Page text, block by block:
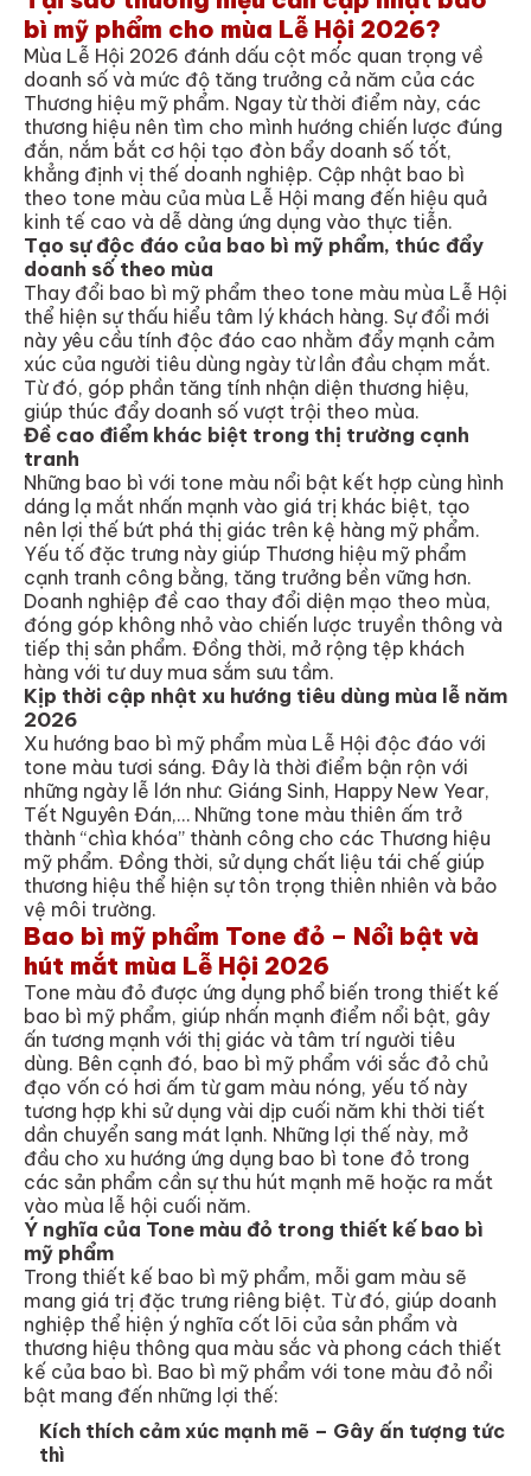
bì mỹ phẩm cho mùa Lễ Hội 2026?
Mùa Lễ Hội 2026 đánh dấu cột mốc quan trọng về
doanh số và mức độ tăng trưởng cả năm của các
Thương hiệu mỹ phẩm. Ngay từ thời điểm này, các
thương hiệu nên tìm cho mình hướng chiến lược đúng
đắn, nắm bắt cơ hội tạo đòn bẩy doanh số tốt,
khẳng định vị thế doanh nghiệp. Cập nhật bao bì
theo tone màu của mùa Lễ Hội mang đến hiệu quả
kinh tế cao và dễ dàng ứng dụng vào thực tiễn.
Tạo sự độc đáo của bao bì mỹ phẩm, thúc đẩy
doanh số theo mùa
Thay đổi bao bì mỹ phẩm theo tone màu mùa Lễ Hội
thể hiện sự thấu hiểu tâm lý khách hàng. Sự đổi mới
này yêu cầu tính độc đáo cao nhằm đẩy mạnh cảm
xúc của người tiêu dùng ngày từ lần đầu chạm mắt.
Từ đó, góp phần tăng tính nhận diện thương hiệu,
giúp thúc đẩy doanh số vượt trội theo mùa.
Đề cao điểm khác biệt trong thị trường cạnh
tranh
Những bao bì với tone màu nổi bật kết hợp cùng hình
dáng lạ mắt nhấn mạnh vào giá trị khác biệt, tạo
nên lợi thế bứt phá thị giác trên kệ hàng mỹ phẩm.
Yếu tố đặc trưng này giúp Thương hiệu mỹ phẩm
cạnh tranh công bằng, tăng trưởng bền vững hơn.
Doanh nghiệp đề cao thay đổi diện mạo theo mùa,
đóng góp không nhỏ vào chiến lược truyền thông và
tiếp thị sản phẩm. Đồng thời, mở rộng tệp khách
hàng với tư duy mua sắm sưu tầm.
Kịp thời cập nhật xu hướng tiêu dùng mùa lễ năm
2026
Xu hướng bao bì mỹ phẩm mùa Lễ Hội độc đáo với
tone màu tươi sáng. Đây là thời điểm bận rộn với
những ngày lễ lớn như: Giáng Sinh, Happy New Year,
Tết Nguyên Đán,… Những tone màu thiên ấm trở
thành “chìa khóa” thành công cho các Thương hiệu
mỹ phẩm. Đồng thời, sử dụng chất liệu tái chế giúp
thương hiệu thể hiện sự tôn trọng thiên nhiên và bảo
vệ môi trường.
Bao bì mỹ phẩm Tone đỏ – Nổi bật và
hút mắt mùa Lễ Hội 2026
Tone màu đỏ được ứng dụng phổ biến trong thiết kế
bao bì mỹ phẩm, giúp nhấn mạnh điểm nổi bật, gây
ấn tương mạnh với thị giác và tâm trí người tiêu
dùng. Bên cạnh đó, bao bì mỹ phẩm với sắc đỏ chủ
đạo vốn có hơi ấm từ gam màu nóng, yếu tố này
tương hợp khi sử dụng vài dịp cuối năm khi thời tiết
dần chuyển sang mát lạnh. Những lợi thế này, mở
đầu cho xu hướng ứng dụng bao bì tone đỏ trong
các sản phẩm cần sự thu hút mạnh mẽ hoặc ra mắt
vào mùa lễ hội cuối năm.
Ý nghĩa của Tone màu đỏ trong thiết kế bao bì
mỹ phẩm
Trong thiết kế bao bì mỹ phẩm, mỗi gam màu sẽ
mang giá trị đặc trưng riêng biệt. Từ đó, giúp doanh
nghiệp thể hiện ý nghĩa cốt lõi của sản phẩm và
thương hiệu thông qua màu sắc và phong cách thiết
kế của bao bì. Bao bì mỹ phẩm với tone màu đỏ nổi
bật mang đến những lợi thế:
Kích thích cảm xúc mạnh mẽ – Gây ấn tượng tức
thì